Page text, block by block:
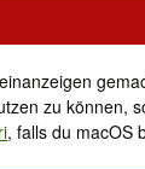
zu können,
, falls du macOS